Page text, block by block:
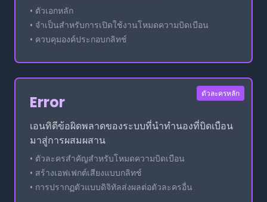
• ตัวเอกหลัก
• จำเป็นสำหรับการเปิดใช้งานโหมดความบิดเบือน
• ควบคุมองค์ประกอบกลิทช์
ตัวละครหลัก
Error
เอนทิตีข้อผิดพลาดของระบบที่นำทำนองที่บิดเบือน
มาสู่การผสมผสาน
• ตัวละครสำคัญสำหรับโหมดความบิดเบือน
• สร้างเอฟเฟกต์เสียงแบบกลิทช์
• การปรากฏตัวแบบดิจิทัลส่งผลต่อตัวละครอื่น